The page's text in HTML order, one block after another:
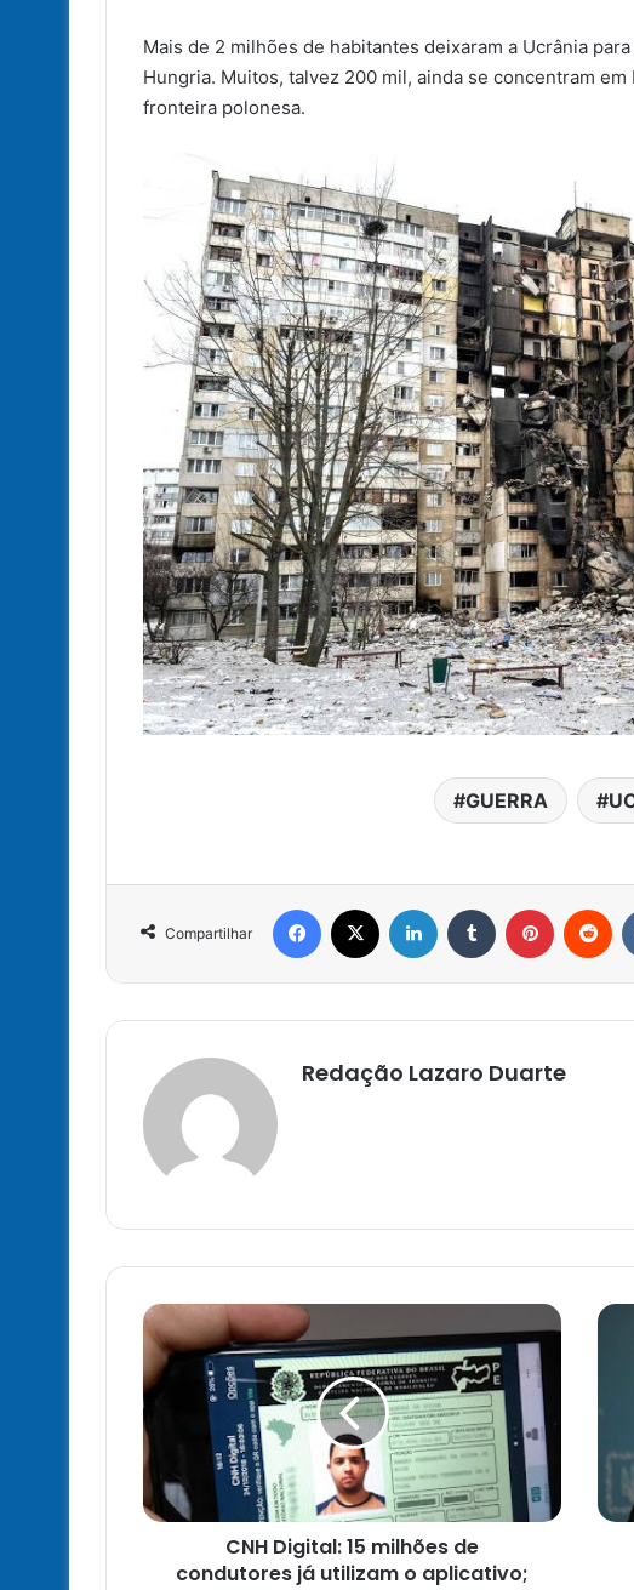
Mais de 2 milhões de habitantes deixaram a Ucrânia
Hungria. Muitos, talvez 200 mil, ainda se concentram em
fronteira polonesa.
GUERRA
Compartilhar
Facebook Linkedin Tumblr Pinterest
Redação Lazaro Duarte
CNH
Digital:
15
milhões
de
condutores
já
utilizam
o
saiba
CNH Digital: 15 milhões de
condutores já utilizam o aplicativo;